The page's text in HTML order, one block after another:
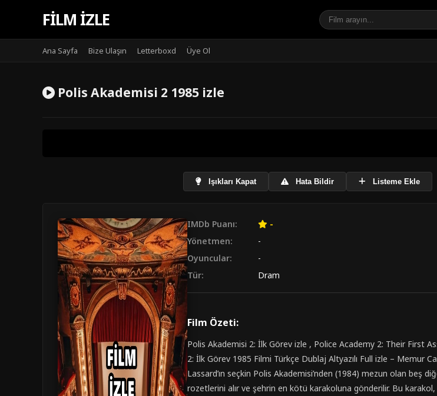
FILM IZLE
Ana Sayfa Bize Ulaşın Letterboxd Üye Ol
Polis Akademisi 2 1985 izle
Işıkları Kapat Hata Bildir Listeme Ekle
IMDb Puanı:
-
Yönetmen:
-
Oyuncular:
-
Tür:
Dram
Film Özeti:
Polis Akademisi 2: İlk Görev izle , Police Academy 2: Their First
2: İlk Görev 1985 Filmi Türkçe Dublaj Altyazılı Full izle – Memur
Lassard’ın seçkin Polis Akademisi’nden (1984) mezun olan beş
rozetlerini alır ve şehrin en kötü karakoluna gönderilir. Bu karakol,